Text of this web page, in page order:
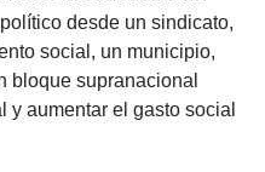
desde un sindicato,
social, un municipio,
bloque supranacional
y aumentar el gasto social